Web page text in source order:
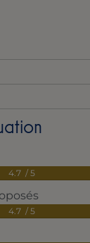
4.7 / 5
4.7 / 5